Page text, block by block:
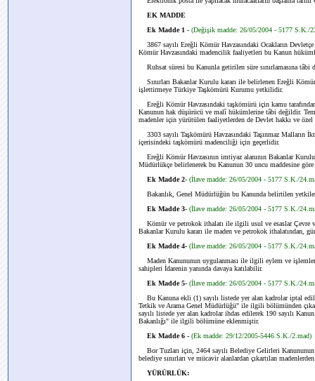
EK MADDE
Ek Madde 1 - (Değişik madde: 26/05/2004 - 5177 S.K./
3867 sayılı Ereğli Kömür Havzasındaki Ocakların
Kömür Havzasındaki madencilik faaliyetleri bu Kanun
Ruhsat süresi bu Kanunla getirilen süre sınırlamasına tâbi
Sınırları Bakanlar Kurulu kararı ile belirlenen Ereğli
işlettirmeye Türkiye Taşkömürü Kurumu yetkilidir.
Ereğli Kömür Havzasındaki taşkömürü için kamu
Kanunun hak düşürücü ve malî hükümlerine tâbi değildir.
madenler için yürütülen faaliyetlerden de Devlet hakkı ve özel
3303 sayılı Taşkömürü Havzasındaki Taşınmaz Malların
içerisindeki taşkömürü madenciliği için geçerlidir.
Ereğli Kömür Havzasının imtiyaz alanının Bakanlar
Müdürlükçe belirlenerek bu Kanunun 30 uncu maddesine
Ek Madde 2- (İlave madde: 26/05/2004 - 5177 S.K./
Bakanlık, Genel Müdürlüğün bu Kanunda belirtilen
Ek Madde 3- (İlave madde: 26/05/2004 - 5177 S.K./
Kömür ve petrokok ithalatı ile ilgili usul ve esaslar Çevre
Bakanlar Kurulu kararı ile maden ve petrokok ithalatından,
Ek Madde 4- (İlave madde: 26/05/2004 - 5177 S.K./
Maden Kanununun uygulanması ile ilgili eylem ve işlemler
sahipleri İdarenin yanında davaya katılabilir.
Ek Madde 5- (İlave madde: 26/05/2004 - 5177 S.K./
Bu Kanuna ekli (1) sayılı listede yer alan kadrolar iptal
Tetkik ve Arama Genel Müdürlüğü" ile ilgili bölümünden
sayılı listede yer alan kadrolar ihdas edilerek 190 sayılı
Bakanlığı" ile ilgili bölümüne eklenmiştir.
Ek Madde 6 - (Ek madde: 29/12/2005-5446 S.K./2.mad)
Bor Tuzları için, 2464 sayılı Belediye Gelirleri
belediye sınırları ve mücavir alanlardan çıkartılan
YÜRÜRLÜK: